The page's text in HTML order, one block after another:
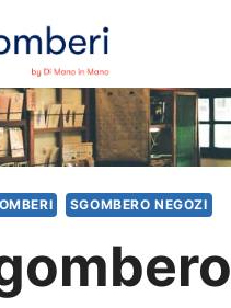
SGOMBERO NEGOZI